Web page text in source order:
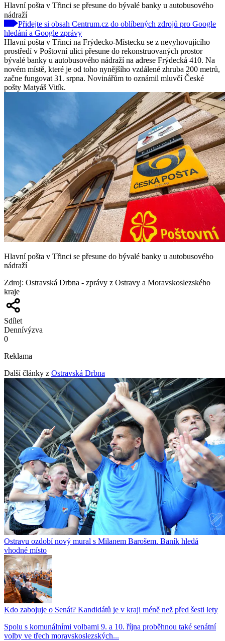
Hlavní pošta v Třinci se přesune do bývalé banky u autobusového
nádraží
Přidejte si obsah Centrum.cz do oblíbených zdrojů pro Google
hledání a Google zprávy
Hlavní pošta v Třinci na Frýdecko-Místecku se z nevyhovujícího
prostředí v Poštovní ulici přesune do rekonstruovaných prostor
bývalé banky u autobusového nádraží na adrese Frýdecká 410. Na
novém místě, které je od toho nynějšího vzdálené zhruba 200 metrů,
začne fungovat 31. srpna. Novinářům to oznámil mluvčí České
pošty Matyáš Vitík.
Hlavní pošta v Třinci se přesune do bývalé banky u autobusového
nádraží
Zdroj: Ostravská Drbna - zprávy z Ostravy a Moravskoslezského
kraje
Sdílet
Dennívýzva
0
Reklama
Další články z Ostravská Drbna
Ostravu ozdobí nový mural s Milanem Barošem. Baník hledá
vhodné místo
Kdo zabojuje o Senát? Kandidátů je v kraji méně než před šesti lety
Spolu s komunálními volbami 9. a 10. října proběhnou také senátní
volby ve třech moravskoslezských...